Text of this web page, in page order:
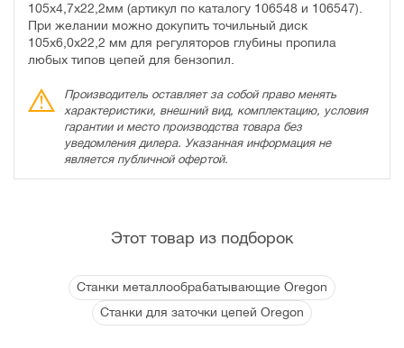
105х4,7х22,2мм (артикул по каталогу 106548 и 106547).
При желании можно докупить точильный диск
105х6,0х22,2 мм для регуляторов глубины пропила
любых типов цепей для бензопил.
Производитель оставляет за собой право менять
характеристики, внешний вид, комплектацию, условия
гарантии и место производства товара без
уведомления дилера. Указанная информация не
является публичной офертой.
Этот товар из подборок
Станки металлообрабатывающие Oregon
Станки для заточки цепей Oregon